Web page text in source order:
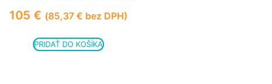
105 € (85,37 € bez DPH)
PRIDAŤ DO KOŠÍKA